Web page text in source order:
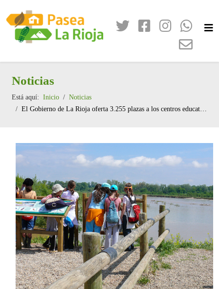
Noticias
Está aquí: Inicio
Noticias
El Gobierno de La Rioja oferta 3.255 plazas a los centros educativos para realizar actividades de educación ambiental en entornos naturales